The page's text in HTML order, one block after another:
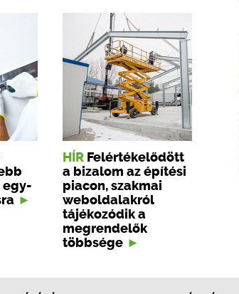
egy-
HÍR Felértékelődött
a bizalom az építési
piacon, szakmai
weboldalakról
tájékozódik a
megrendelők
többsége